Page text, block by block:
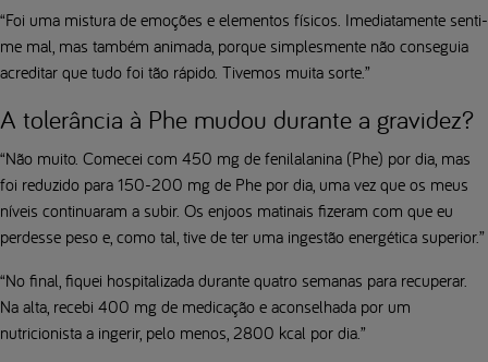
“Foi uma mistura de emoções e elementos físicos. Imediatamente senti-
me mal, mas também animada, porque simplesmente não conseguia
acreditar que tudo foi tão rápido. Tivemos muita sorte.”
A tolerância à Phe mudou durante a gravidez?
“Não muito. Comecei com 450 mg de fenilalanina (Phe) por dia, mas
foi reduzido para 150-200 mg de Phe por dia, uma vez que os meus
níveis continuaram a subir. Os enjoos matinais fizeram com que eu
perdesse peso e, como tal, tive de ter uma ingestão energética superior.”
“No final, fiquei hospitalizada durante quatro semanas para recuperar.
Na alta, recebi 400 mg de medicação e aconselhada por um
nutricionista a ingerir, pelo menos, 2800 kcal por dia.”